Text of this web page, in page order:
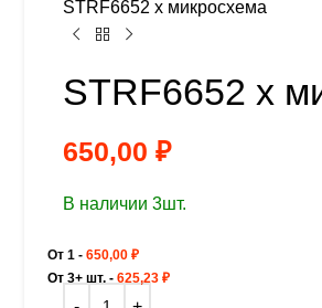
STRF6652 х микросхема
STRF6652 х
650,00 ₽
В наличии 3шт.
От 1 - 650,00 ₽
От 3+ шт. - 625,23 ₽